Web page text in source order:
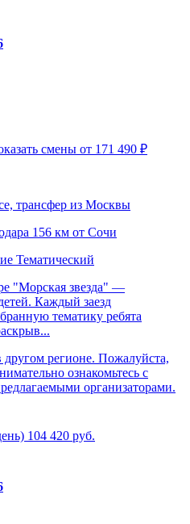
смены от 171 490 ₽
трансфер из Москвы
156 км от Сочи
Тематический
"Морская звезда" —
Каждый заезд
тематику ребята
другом регионе. Пожалуйста,
ознакомьтесь с
организаторами.
104 420 руб.